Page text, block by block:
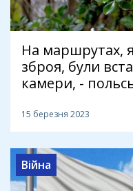
На маршрутах,
зброя, були
камери, -
15 березня 2023
Війна